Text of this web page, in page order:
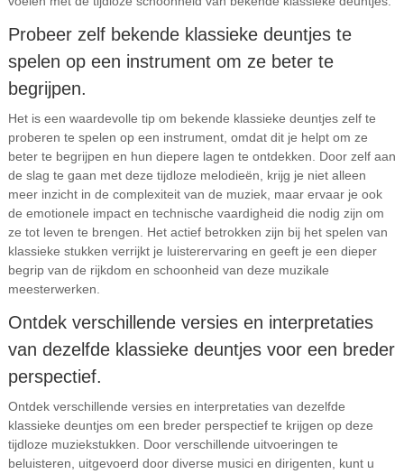
Probeer zelf bekende klassieke deuntjes te
spelen op een instrument om ze beter te
begrijpen.
Het is een waardevolle tip om bekende klassieke deuntjes zelf te
proberen te spelen op een instrument, omdat dit je helpt om ze
beter te begrijpen en hun diepere lagen te ontdekken. Door zelf aan
de slag te gaan met deze tijdloze melodieën, krijg je niet alleen
meer inzicht in de complexiteit van de muziek, maar ervaar je ook
de emotionele impact en technische vaardigheid die nodig zijn om
ze tot leven te brengen. Het actief betrokken zijn bij het spelen van
klassieke stukken verrijkt je luisterervaring en geeft je een dieper
begrip van de rijkdom en schoonheid van deze muzikale
meesterwerken.
Ontdek verschillende versies en interpretaties
van dezelfde klassieke deuntjes voor een breder
perspectief.
Ontdek verschillende versies en interpretaties van dezelfde
klassieke deuntjes om een breder perspectief te krijgen op deze
tijdloze muziekstukken. Door verschillende uitvoeringen te
beluisteren, uitgevoerd door diverse musici en dirigenten, kunt u